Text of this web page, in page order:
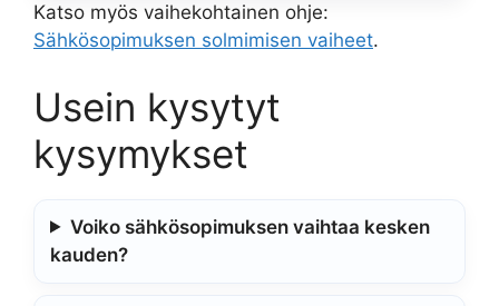
Katso myös vaihekohtainen ohje:
Sähkösopimuksen solmimisen vaiheet.
Usein kysytyt
kysymykset
Voiko sähkösopimuksen vaihtaa kesken
kauden?